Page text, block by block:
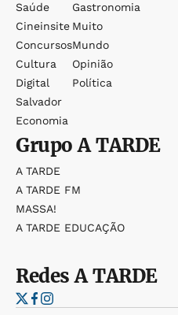
Saúde
Cineinsite
Concursos
Cultura
Digital
Salvador
Economia
Gastronomia
Muito
Mundo
Opinião
Política
GrupoA TARDE
A TARDE
A TARDE FM
MASSA!
A TARDE EDUCAÇÃO
RedesA TARDE